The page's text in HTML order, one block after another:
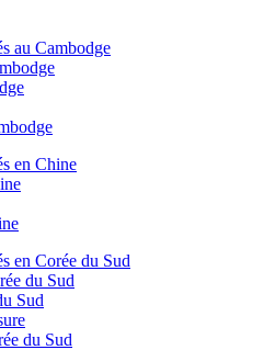
au Cambodge
en Chine
en Corée du Sud
du Sud
Sud
du Sud